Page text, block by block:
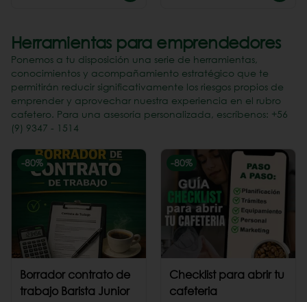
Herramientas para emprendedores
Ponemos a tu disposición una serie de herramientas,
conocimientos y acompañamiento estratégico que te
permitirán reducir significativamente los riesgos propios de
emprender y aprovechar nuestra experiencia en el rubro
cafetero. Para una asesoría personalizada, escríbenos: +56
(9) 9347 - 1514
-80%
Borrador contrato de
trabajo Barista Junior
-80%
Checklist para abrir tu
cafeteria